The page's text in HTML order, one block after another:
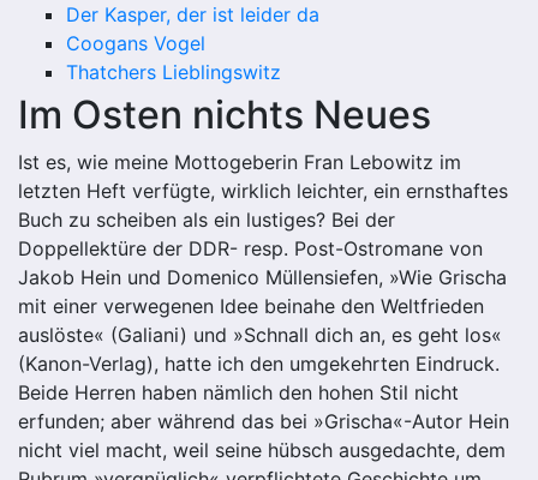
Der Kasper, der ist leider da
Coogans Vogel
Thatchers Lieblingswitz
Im Osten nichts Neues
Ist es, wie meine Mottogeberin Fran Lebowitz im
letzten Heft verfügte, wirklich leichter, ein ernsthaftes
Buch zu scheiben als ein lustiges? Bei der
Doppellektüre der DDR- resp. Post-Ostromane von
Jakob Hein und Domenico Müllensiefen, »Wie Grischa
mit einer verwegenen Idee beinahe den Weltfrieden
auslöste« (Galiani) und »Schnall dich an, es geht los«
(Kanon-Verlag), hatte ich den umgekehrten Eindruck.
Beide Herren haben nämlich den hohen Stil nicht
erfunden; aber während das bei »Grischa«-Autor Hein
nicht viel macht, weil seine hübsch ausgedachte, dem